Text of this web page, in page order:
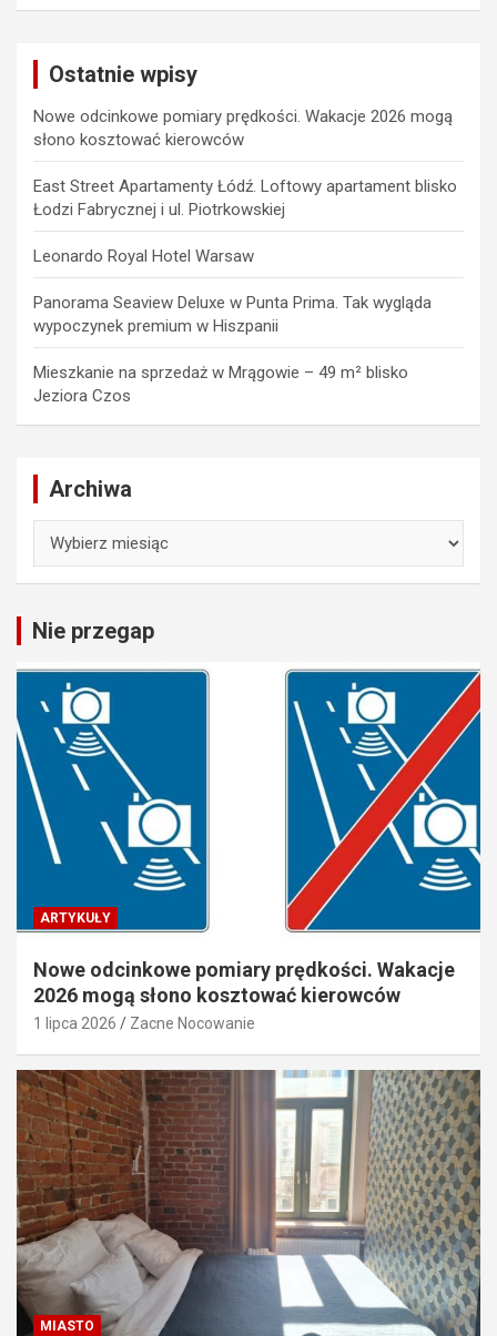
Ostatnie wpisy
Nowe odcinkowe pomiary prędkości. Wakacje 2026 mogą
słono kosztować kierowców
East Street Apartamenty Łódź. Loftowy apartament blisko
Łodzi Fabrycznej i ul. Piotrkowskiej
Leonardo Royal Hotel Warsaw
Panorama Seaview Deluxe w Punta Prima. Tak wygląda
wypoczynek premium w Hiszpanii
Mieszkanie na sprzedaż w Mrągowie – 49 m² blisko
Jeziora Czos
Archiwa
Nie przegap
ARTYKUŁY
Nowe odcinkowe pomiary prędkości. Wakacje
2026 mogą słono kosztować kierowców
1 lipca 2026 Zacne Nocowanie
MIASTO